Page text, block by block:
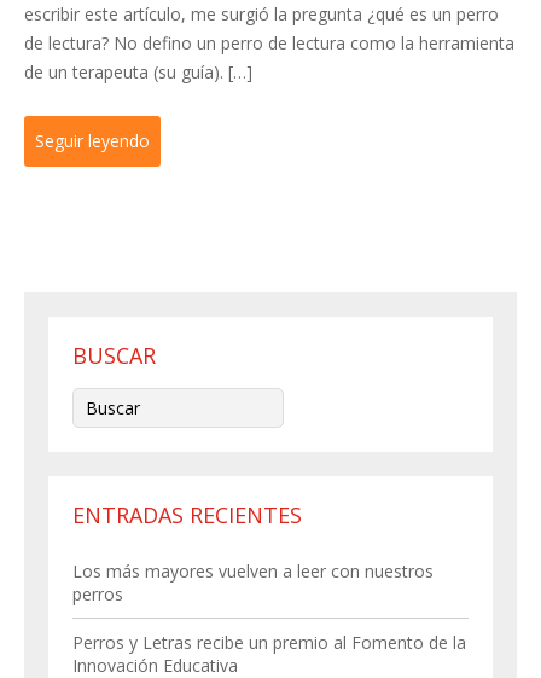
escribir este artículo, me surgió la pregunta ¿qué es un perro
de lectura? No defino un perro de lectura como la herramienta
de un terapeuta (su guía). […]
Seguir leyendo
BUSCAR
ENTRADAS RECIENTES
Los más mayores vuelven a leer con nuestros
perros
Perros y Letras recibe un premio al Fomento de la
Innovación Educativa